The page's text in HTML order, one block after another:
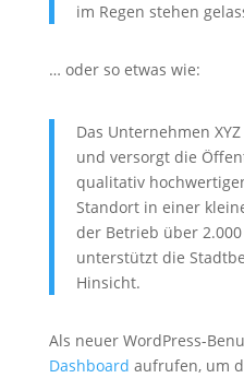
im Regen stehen
… oder so etwas wie:
Das Unternehmen
und versorgt die
qualitativ
Standort in einer
der Betrieb über
unterstützt die
Hinsicht.
Als neuer WordPress-
Dashboard aufrufen, um